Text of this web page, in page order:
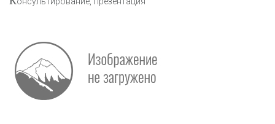
Работа мечты. Что банки делают для того, чтобы
привлечь и удержать персонал - «Интервью»